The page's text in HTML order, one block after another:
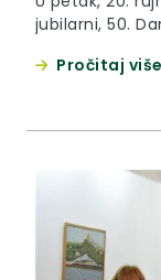
jubilarni, 50.
Pročitaj više